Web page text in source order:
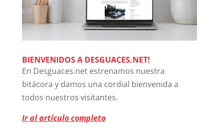
BIENVENIDOS A DESGUACES.NET!
En Desguaces.net estrenamos nuestra
bitácora y damos una cordial bienvenida a
todos nuestros visitantes.
Ir al artículo completo